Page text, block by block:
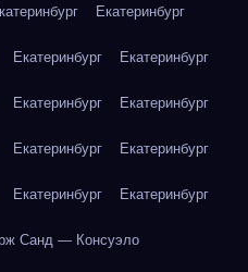
Екатеринбург
Екатеринбург Екатеринбург
Екатеринбург Екатеринбург
Екатеринбург Екатеринбург
Екатеринбург Екатеринбург
Санд — Консуэло